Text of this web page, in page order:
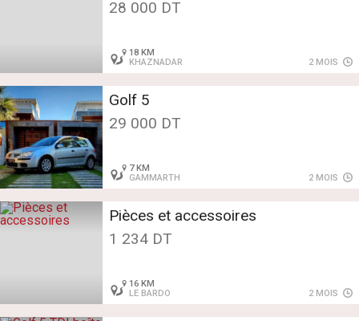
28 000 DT
18 KM
KHAZNADAR
2 MOIS
Golf 5
29 000 DT
7 KM
GAMMARTH
2 MOIS
Pièces et accessoires
1 234 DT
16 KM
LE BARDO
2 MOIS